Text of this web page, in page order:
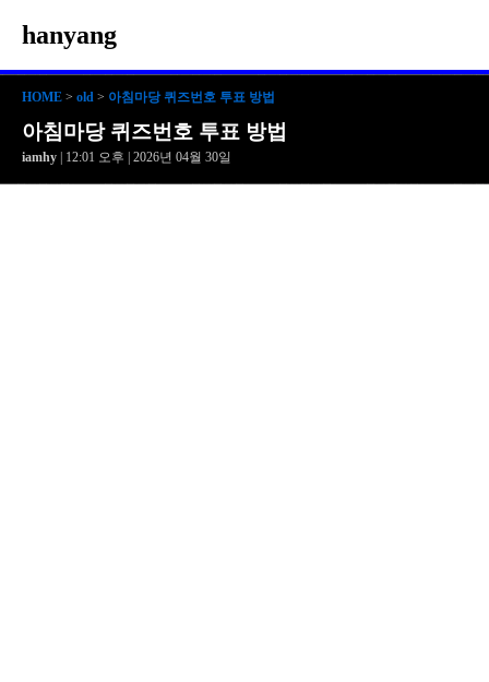
hanyang
HOME > old > 아침마당 퀴즈번호 투표 방법
아침마당 퀴즈번호 투표 방법
iamhy | 12:01 오후 | 2026년 04월 30일